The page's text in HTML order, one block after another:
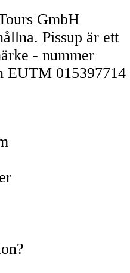
GmbH
Pissup är ett
- nummer
EUTM 015397714